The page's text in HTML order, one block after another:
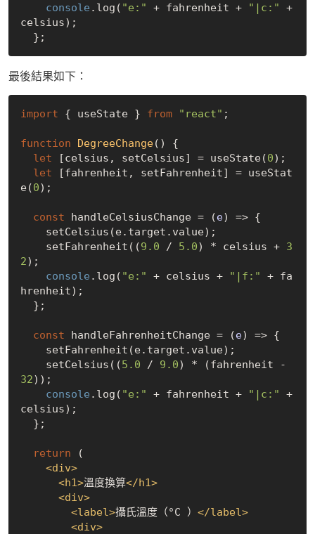
console .log( "e:" + fahrenheit + "|c:" +
celsius);
最後結果如下：
import { useState } from "react" ;
function DegreeChange( ) {
let [celsius, setCelsius] = useState(0);
let [fahrenheit, setFahrenheit] = useStat
e(0);
const handleCelsiusChange = (e) => {
    setFahrenheit((
9.0 / 5.0) * celsius + 3
2);
console .log( "e:" + celsius + "|f:" + fa
hrenheit);
const handleFahrenheitChange = (e) => {
    setCelsius((
5.0 / 9.0
32));
console .log( "e:" + fahrenheit + "|c:" +
celsius);
return (
<div>
<h1>溫度換算</h1>
<div>
<label>攝氏溫度（°C ） </label>
<div>